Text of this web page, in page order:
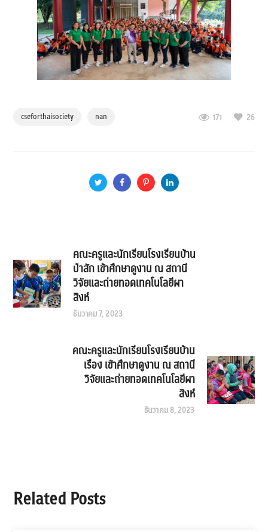
cseforthaisociety nan 171 26
คณะครูและนักเรียนโรงเรียนบ้าน
ป่าสัก เข้าศึกษาดูงาน ณ สถานี
วิจัยและถ่ายทอดเทคโนโลยีผา
สิงห์
ธันวาคม 7, 2023
คณะครูและนักเรียนโรงเรียนบ้าน
เรือง เข้าศึกษาดูงาน ณ สถานี
วิจัยและถ่ายทอดเทคโนโลยีผา
สิงห์
ธันวาคม 8, 2023
Related Posts